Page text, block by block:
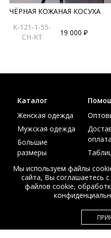
ЧЁРНАЯ КОЖАНАЯ КОСУХА
K-121-1-55-
CH-KT
19 000 ₽
© Интернет магазин
EDEM-
Каталог
Женская одежда
Мужская одежда
Большие
размеры
Акции
оплата
Мы используем файлы
сайта, Вы соглашаетесь
файлов cookie,